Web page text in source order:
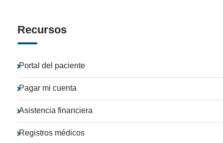
Recursos
Portal del paciente
Pagar mi cuenta
Asistencia financiera
Registros médicos